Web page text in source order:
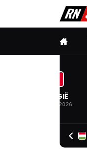
BELGIË
19 JUL. 2026